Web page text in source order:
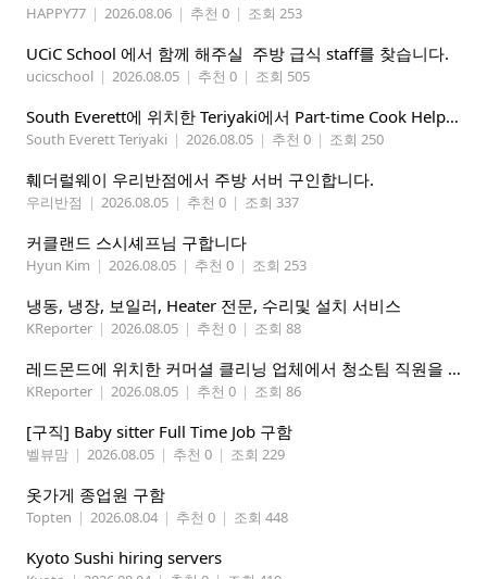
HAPPY77 | 2026.08.06 | 추천 0 | 조회 253
UCiC School 에서 함께 해주실 주방 급식 staff를 찾습니다.
ucicschool | 2026.08.05 | 추천 0 | 조회 505
South Everett에 위치한 Teriyaki에서 Part-time Cook Helper 구합니다. Mon-Sat, 4:00 pm-8:30 pm
South Everett Teriyaki | 2026.08.05 | 추천 0 | 조회 250
훼더럴웨이 우리반점에서 주방 서버 구인합니다.
우리반점 | 2026.08.05 | 추천 0 | 조회 337
커클랜드 스시셰프님 구합니다
Hyun Kim | 2026.08.05 | 추천 0 | 조회 253
냉동, 냉장, 보일러, Heater 전문, 수리및 설치 서비스
KReporter | 2026.08.05 | 추천 0 | 조회 88
레드몬드에 위치한 커머셜 클리닝 업체에서 청소팀 직원을 모집합니다.
KReporter | 2026.08.05 | 추천 0 | 조회 86
[구직] Baby sitter Full Time Job 구함
벨뷰맘 | 2026.08.05 | 추천 0 | 조회 229
옷가게 종업원 구함
Topten | 2026.08.04 | 추천 0 | 조회 448
Kyoto Sushi hiring servers